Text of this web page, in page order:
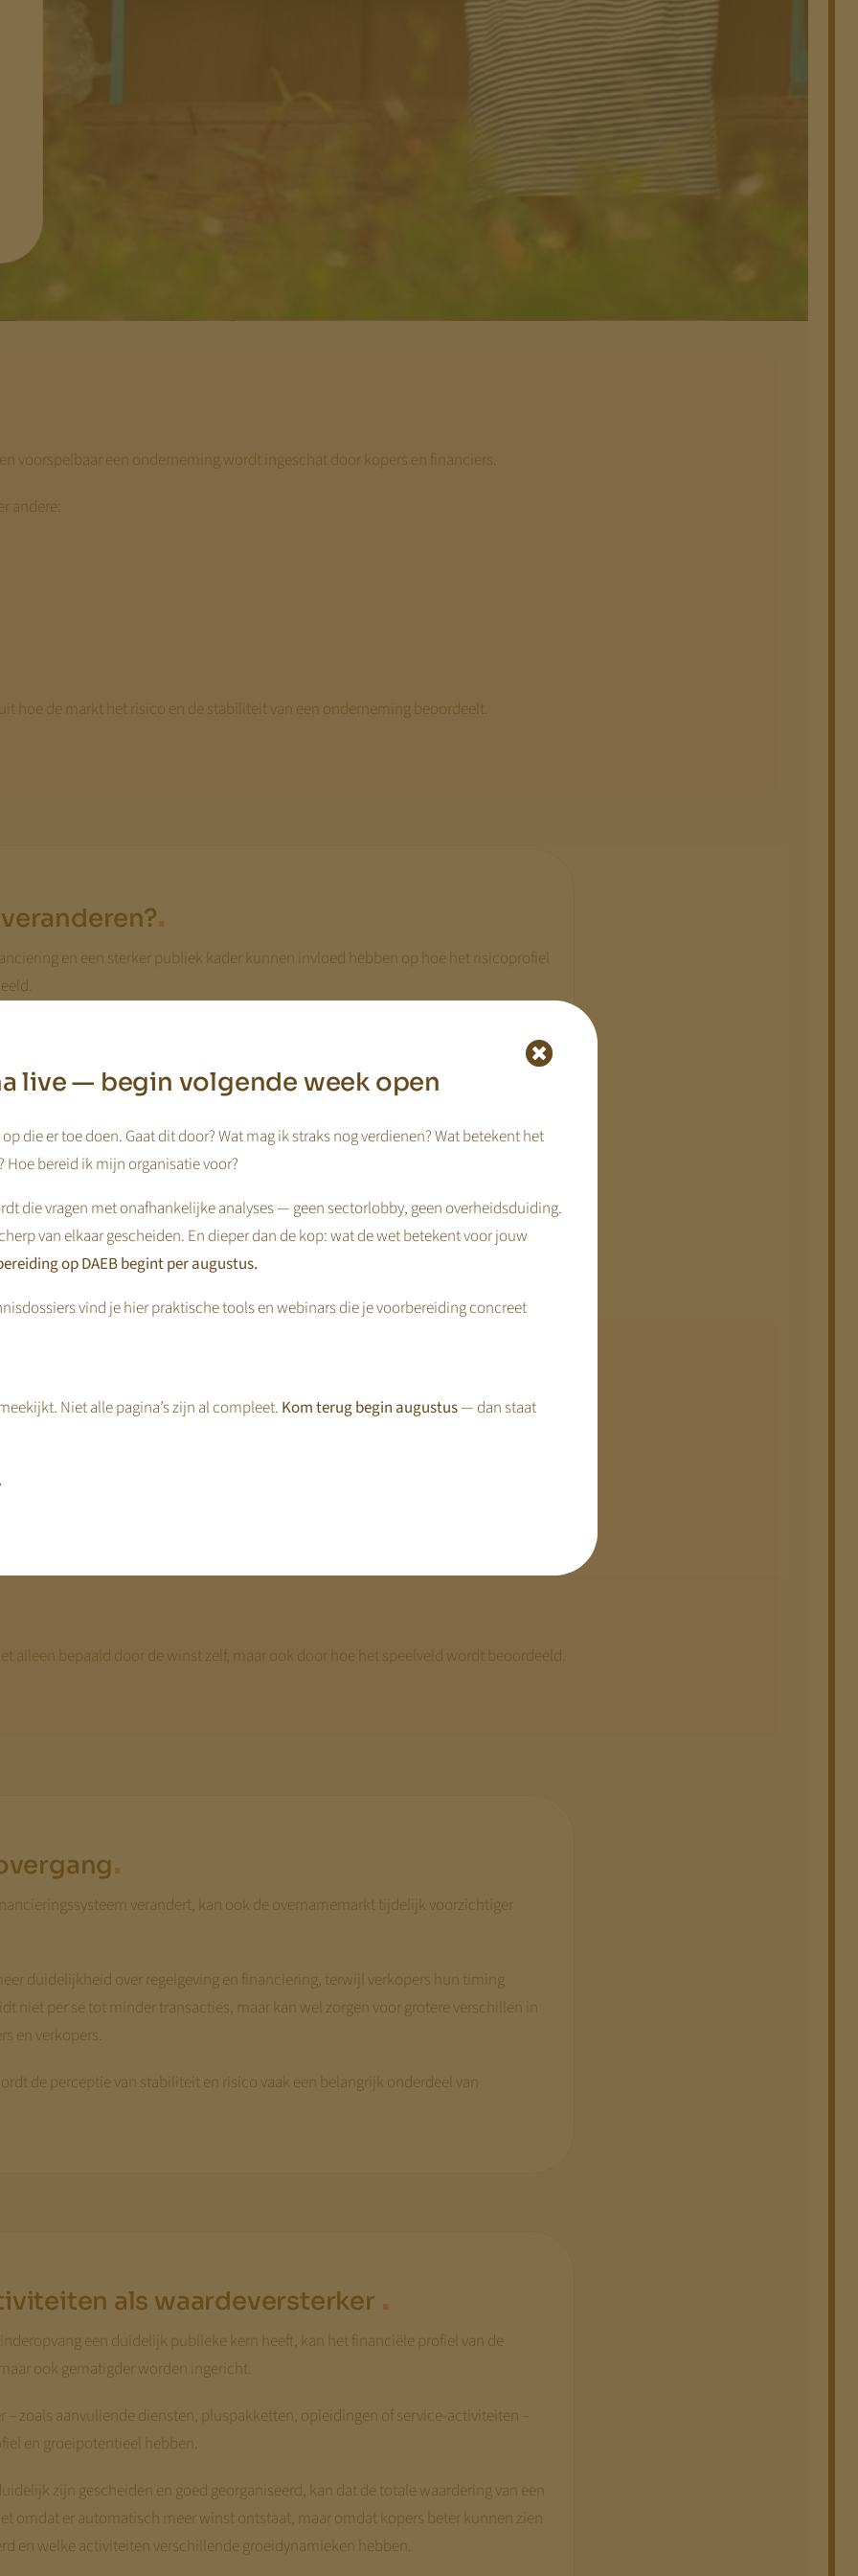
voorspelbaar een onderneming wordt ingeschat door kopers en financiers.
andere:
hoe de markt het risico en de stabiliteit van een onderneming beoordeelt.
.
en een sterker publiek kader kunnen invloed hebben op hoe het risicoprofiel
rol van publieke financiering betekenen dat beleidsafhankelijkheid toeneemt.
sterker worden meegewogen, kan dat leiden tot voorzichtigere
financiering zorgen voor stabielere kasstromen en minder debiteurenrisico. Dat
van inkomsten en kan juist positief worden beoordeeld.
niet eenduidig. De waardering van organisaties hangt uiteindelijk af van hoe
inschat.
EBITDA realiseert van € 300.000.
en de multiple daalt naar 4,5, verandert de waarde naar:
alleen bepaald door de winst zelf, maar ook door hoe het speelveld wordt beoordeeld.
.
verandert, kan ook de overnamemarkt tijdelijk voorzichtiger
duidelijkheid over regelgeving en financiering, terwijl verkopers hun timing
niet per se tot minder transacties, maar kan wel zorgen voor grotere verschillen in
en verkopers.
de perceptie van stabiliteit en risico vaak een belangrijk onderdeel van
als waardeversterker .
een duidelijk publieke kern heeft, kan het financiële profiel van de
ook gematigder worden ingericht.
zoals aanvullende diensten, pluspakketten, opleidingen of service-activiteiten –
en groeipotentieel hebben.
zijn gescheiden en goed georganiseerd, kan dat de totale waardering van een
omdat er automatisch meer winst ontstaat, maar omdat kopers beter kunnen zien
en welke activiteiten verschillende groeidynamieken hebben.
live — begin volgende week open
op die er toe doen. Gaat dit door? Wat mag ik straks nog verdienen? Wat betekent het
bereid ik mijn organisatie voor?
die vragen met onafhankelijke analyses — geen sectorlobby, geen overheidsduiding.
van elkaar gescheiden. En dieper dan de kop: wat de wet betekent voor jouw
op DAEB begint per augustus.
vind je hier praktische tools en webinars die je voorbereiding concreet
Niet alle pagina’s zijn al compleet. Kom terug begin augustus— dan staat